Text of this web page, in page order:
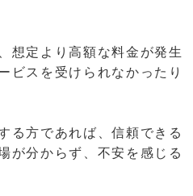
想定より高額な料金が発生
ビスを受けられなかったり
る方であれば、信頼できる
が分からず、不安を感じる